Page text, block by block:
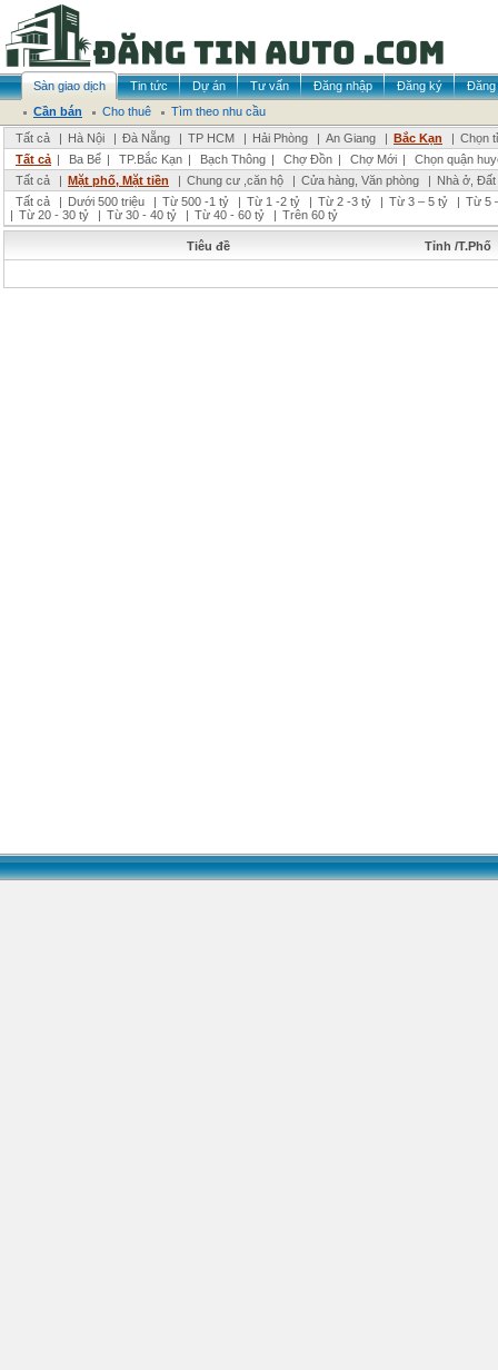
Sàn giao dịch Tin tức Dự án Tư vấn Đăng nhập Đăng ký
Đăng
Cần bán
Cho thuê
Tìm theo nhu cầu
Tất cả
| Hà Nội | Đà Nẵng | TP HCM | Hải Phòng | An Giang | Bắc Kạn | Chọn
Tất cả | Ba Bể | TP.Bắc Kạn | Bạch Thông | Chợ Đồn | Chợ Mới |
Chọn quận
Tất cả
| Mặt phố, Mặt tiền | Chung cư ,căn hộ | Cửa hàng, Văn phòng | Nhà ở,
Tất cả
| Dưới 500 triệu | Từ 500 -1 tỷ | Từ 1 -2 tỷ | Từ 2 -3 tỷ | Từ 3 – 5 tỷ | Từ 5
| Từ 20 - 30 tỷ | Từ 30 - 40 tỷ | Từ 40 - 60 tỷ | Trên 60 tỷ
Tiêu đề Tỉnh /T.Phố